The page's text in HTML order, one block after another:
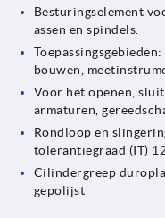
Besturingselement
assen en spindels.
bouwen,
Voor het openen,
armaturen,
Rondloop en
tolerantiegraad (IT)
Cilindergreep
gepolijst